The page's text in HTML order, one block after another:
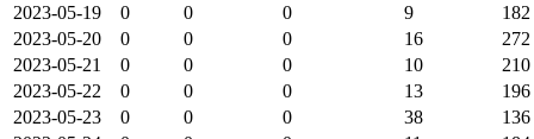
2023-05-19
0 0 0 9
182
2023-05-20
0 0 0 16
272
2023-05-21
0 0 0 10
210
2023-05-22
0 0 0 13
196
2023-05-23
0 0 0 38
136